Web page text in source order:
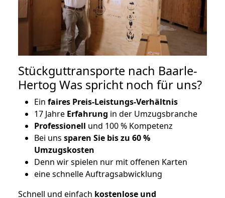
Stückguttransporte nach Baarle-
Hertog Was spricht noch für uns?
Ein faires Preis-Leistungs-Verhältnis
17 Jahre Erfahrung in der Umzugsbranche
Professionell und 100 % Kompetenz
Bei uns sparen Sie bis zu 60 %
Umzugskosten
Denn wir spielen nur mit offenen Karten
eine schnelle Auftragsabwicklung
Schnell und einfach kostenlose und